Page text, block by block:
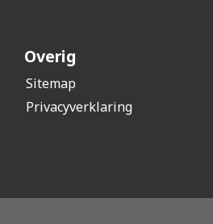
Overig
Sitemap
Privacyverklaring